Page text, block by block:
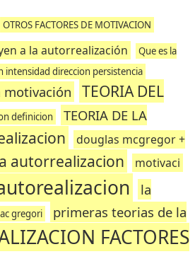
OTROS FACTORES DE MOTIVACION
a la autorrealización
Que es la
intensidad direccion persistencia
motivación
TEORIA DEL
definicion
TEORIA DE LA
douglas mcgregor +
autorrealizacion motivaci
la
gregori
primeras teorias de la
FACTORES